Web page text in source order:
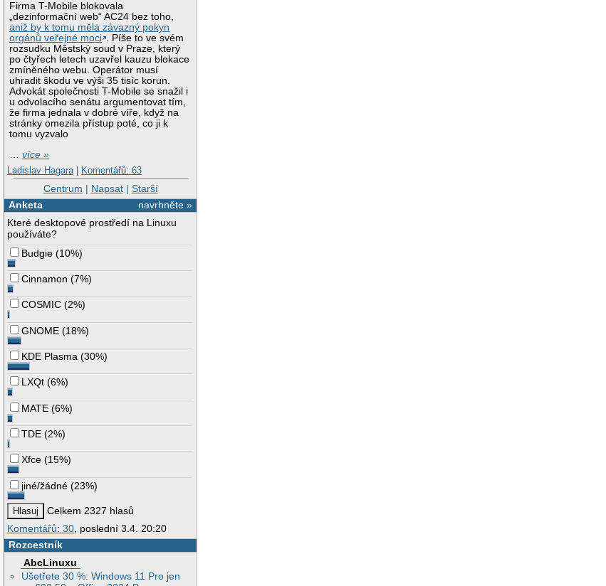
Firma T-Mobile blokovala
„dezinformační web“ AC24 bez toho,
aniž by k tomu měla závazný pokyn
orgánů veřejné moci . Píše to ve svém
rozsudku Městský soud v Praze, který
po čtyřech letech uzavřel kauzu blokace
zmíněného webu. Operátor musí
uhradit škodu ve výši 35 tisíc korun.
Advokát společnosti T-Mobile se snažil i
u odvolacího senátu argumentovat tím,
že firma jednala v dobré víře, když na
stránky omezila přístup poté, co ji k
tomu vyzvalo
…více »
Ladislav Hagara | Komentářů: 63
Centrum | Napsat| Starší
navrhněte »
Anketa
Které desktopové prostředí na Linuxu
používáte?
Budgie (10%)
Cinnamon (7%)
COSMIC (2%)
GNOME (18%)
KDE Plasma (30%)
LXQt (6%)
MATE (6%)
TDE (2%)
Xfce (15%)
jiné/žádné (23%)
Celkem 2327 hlasů
Komentářů: 30, poslední 3.4. 20:20
Rozcestník
AbcLinuxu
Ušetřete 30 %: Windows 11 Pro jen